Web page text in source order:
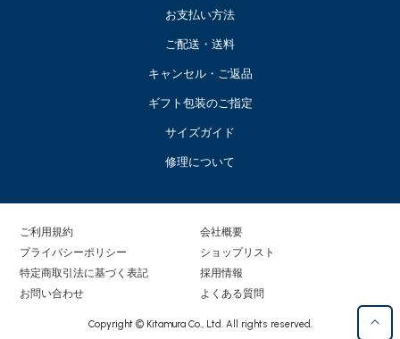
お支払い方法
ご配送・送料
キャンセル・ご返品
ギフト包装のご指定
サイズガイド
修理について
ご利用規約
プライバシーポリシー
特定商取引法に基づく表記
お問い合わせ
会社概要
ショップリスト
採用情報
よくある質問
Copyright © Kitamura Co., Ltd. All rights reserved.